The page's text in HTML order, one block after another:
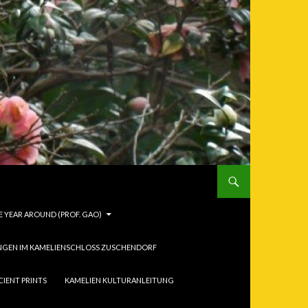
AROUND (PROF. GAO)
IM KAMELIENSCHLOSS ZUSCHENDORF
PRINTS KAMELIEN KULTURANLEITUNG